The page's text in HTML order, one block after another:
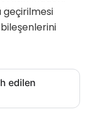
geçirilmesi
edilen